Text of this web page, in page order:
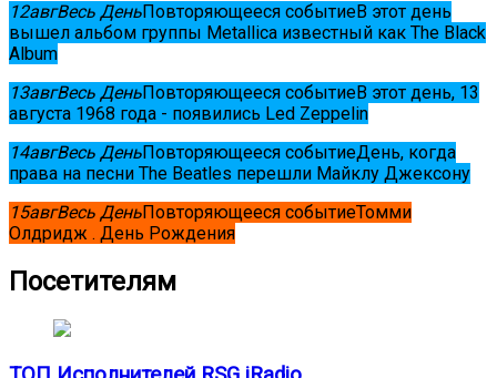
12авгВесь ДеньПовторяющееся событиеВ этот день
вышел альбом группы Metallica известный как The Black
Album
13авгВесь ДеньПовторяющееся событиеВ этот день, 13
августа 1968 года - появились Led Zeppelin
14авгВесь ДеньПовторяющееся событиеДень, когда
права на песни The Beatles перешли Майклу Джексону
15авгВесь ДеньПовторяющееся событиеТомми
Олдридж . День Рождения
Посетителям